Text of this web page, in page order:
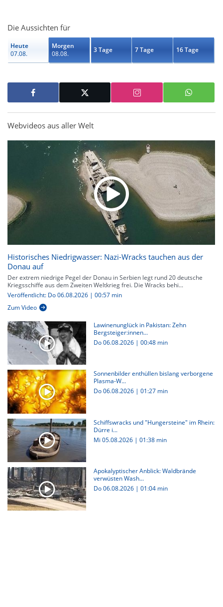
Die Aussichten für
Heute
07.08.
Morgen
08.08.
3 Tage 7 Tage 16 Tage
Webvideos aus aller Welt
Historisches Niedrigwasser: Nazi-Wracks tauchen aus der
Donau auf
Der extrem niedrige Pegel der Donau in Serbien legt rund 20 deutsche
Kriegsschiffe aus dem Zweiten Weltkrieg frei. Die Wracks behi...
Veröffentlicht: Do 06.08.2026 | 00:57 min
Zum Video
Lawinenunglück in Pakistan: Zehn
Bergsteiger:innen...
Do 06.08.2026 | 00:48 min
Sonnenbilder enthüllen bislang verborgene
Plasma-W...
Do 06.08.2026 | 01:27 min
Schiffswracks und "Hungersteine" im Rhein:
Dürre i...
Mi 05.08.2026 | 01:38 min
Apokalyptischer Anblick: Waldbrände
verwüsten Wash...
Do 06.08.2026 | 01:04 min